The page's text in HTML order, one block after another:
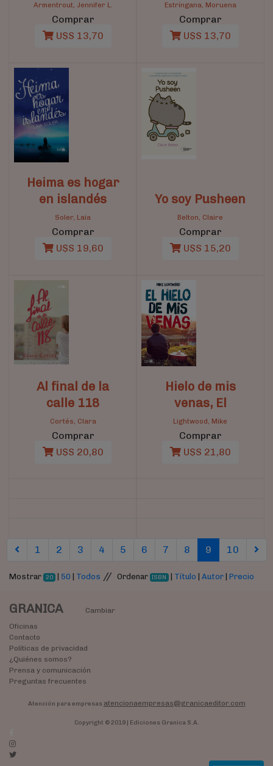
Armentrout, Jennifer L.
Comprar
U$S 13,70
Estríngana, Moruena
Comprar
U$S 13,70
Heima es hogar
en islandés
Soler, Laia
Comprar
U$S 19,60
Yo soy Pusheen
Belton, Claire
Comprar
U$S 15,20
Al final de la
calle 118
Cortés, Clara
Comprar
U$S 20,80
Hielo de mis
venas, El
Lightwood, Mike
Comprar
U$S 21,80
1 2 3 4 5 6 7 8 9(current)
10
Mostrar 20 | 50 Todos // Ordenar ISBN Título |Autor |Precio
GRANICA
Cambiar
Oficinas
Contacto
Políticas de privacidad
¿Quiénes somos?
Prensa y comunicación
Preguntas frecuentes
Atención para empresas atencionaempresas@granicaeditor.com
Copyright © 2019 | Ediciones Granica S.A.